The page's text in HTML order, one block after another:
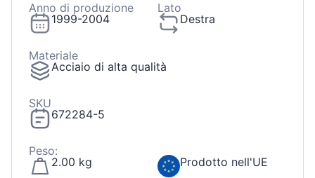
Anno di produzione
1999-2004
Lato
Destra
Materiale
Acciaio di alta qualità
SKU
672284-5
Peso:
2.00 kg
Prodotto nell'UE